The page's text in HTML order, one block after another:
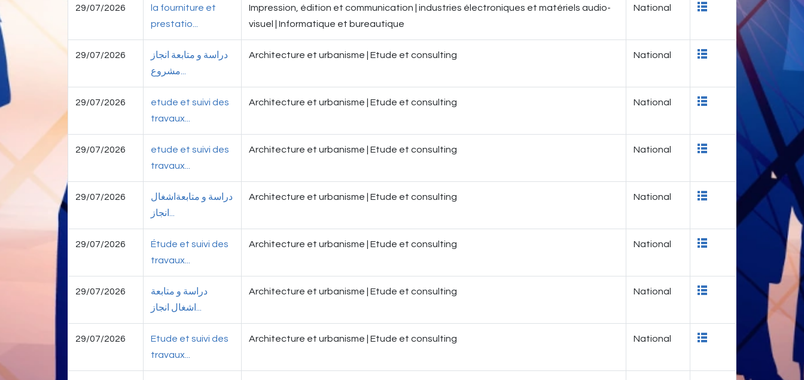
29/07/2026
la fourniture et
prestatio...
Impression, édition et communication | industries électroniques et matériels audio-
visuel | Informatique et bureautique
National
29/07/2026
دراسة و متابعة انجاز
Architecture et urbanisme | Etude et consulting National
29/07/2026
etude et suivi des
travaux...
Architecture et urbanisme | Etude et consulting National
29/07/2026
etude et suivi des
travaux...
Architecture et urbanisme | Etude et consulting National
29/07/2026
دراسة و متابعةاشغال
Architecture et urbanisme | Etude et consulting National
29/07/2026
Étude et suivi des
travaux...
Architecture et urbanisme | Etude et consulting National
29/07/2026
دراسة و متابعة
Architecture et urbanisme | Etude et consulting National
29/07/2026
Etude et suivi des
travaux...
Architecture et urbanisme | Etude et consulting National